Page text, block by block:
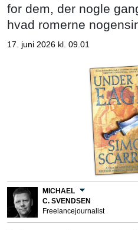
for dem, der nogle
hvad romerne
17. juni 2026 kl. 09.01
MICHAEL
C. SVENDSEN
Freelancejournalist